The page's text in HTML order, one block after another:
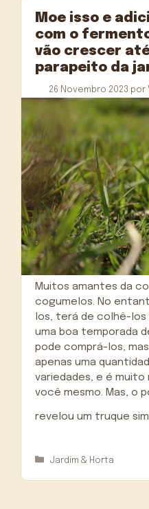
Moe isso e
com o
vão crescer
parapeito da
26 Novembro 2023 por
Muitos amantes da
cogumelos. No
los, terá de colhê-
uma boa temporada
pode comprá-los,
apenas uma
variedades, e é
você mesmo. Mas, o
revelou um truque
Categorias
Jardim & Horta